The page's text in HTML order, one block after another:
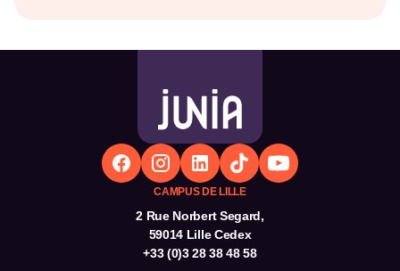
critères sociaux du CROUS, bourses partenaires,
certains profils ou encore jobs étudiants proposés
CAMPUS DE LILLE
2 Rue Norbert Segard,
59014 Lille Cedex
+33 (0)3 28 38 48 58